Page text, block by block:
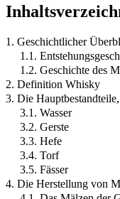
1. Geschichtlicher
1.1.
1.2. Geschichte des
2. Definition Whisky
3. Die
3.1. Wasser
3.2. Gerste
3.3. Hefe
3.4. Torf
3.5. Fässer
4. Die Herstellung von